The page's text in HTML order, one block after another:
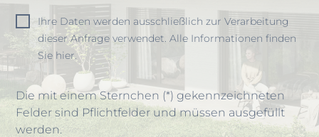
Ihre Daten werden ausschließlich zur Verarbeitung
dieser Anfrage verwendet. Alle Informationen finden
Sie hier.
Die mit einem Sternchen (*) gekennzeichneten
Felder sind Pflichtfelder und müssen ausgefüllt
werden.